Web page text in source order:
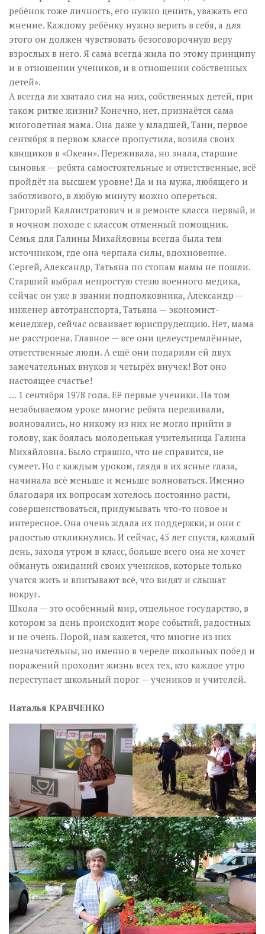
ребёнок тоже личность, его нужно ценить, уважать его
мнение. Каждому ребёнку нужно верить в себя, а для
этого он должен чувствовать безоговорочную веру
взрослых в него. Я сама всегда жила по этому принципу
и в отношении учеников, и в отношении собственных
детей».
А всегда ли хватало сил на них, собственных детей, при
таком ритме жизни? Конечно, нет, признаётся сама
многодетная мама. Она даже у младшей, Тани, первое
сентября в первом классе пропустила, возила своих
квнщиков в «Океан». Переживала, но знала, старшие
сыновья — ребята самостоятельные и ответственные, всё
пройдёт на высшем уровне! Да и на мужа, любящего и
заботливого, в любую минуту можно опереться.
Григорий Каллистратович и в ремонте класса первый, и
в ночном походе с классом отменный помощник.
Семья для Галины Михайловны всегда была тем
источником, где она черпала силы, вдохновение.
Сергей, Александр, Татьяна по стопам мамы не пошли.
Старший выбрал непростую стезю военного медика,
сейчас он уже в звании подполковника, Александр —
инженер автотранспорта, Татьяна — экономист-
менеджер, сейчас осваивает юриспруденцию. Нет, мама
не расстроена. Главное — все они целеустремлённые,
ответственные люди. А ещё они подарили ей двух
замечательных внуков и четырёх внучек! Вот оно
настоящее счастье!
… 1 сентября 1978 года. Её первые ученики. На том
незабываемом уроке многие ребята переживали,
волновались, но никому из них не могло прийти в
голову, как боялась молоденькая учительница Галина
Михайловна. Было страшно, что не справится, не
сумеет. Но с каждым уроком, глядя в их ясные глаза,
начинала всё меньше и меньше волноваться. Именно
благодаря их вопросам хотелось постоянно расти,
совершенствоваться, придумывать что-то новое и
интересное. Она очень ждала их поддержки, и они с
радостью откликнулись. И сейчас, 45 лет спустя, каждый
день, заходя утром в класс, больше всего она не хочет
обмануть ожиданий своих учеников, которые только
учатся жить и впитывают всё, что видят и слышат
вокруг.
Школа — это особенный мир, отдельное государство, в
котором за день происходит море событий, радостных
и не очень. Порой, нам кажется, что многие из них
незначительны, но именно в череде школьных побед и
поражений проходит жизнь всех тех, кто каждое утро
переступает школьный порог — учеников и учителей.
Наталья КРАВЧЕНКО